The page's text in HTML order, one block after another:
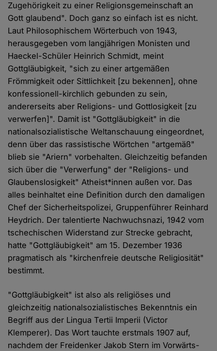
Zugehörigkeit zu einer Religionsgemeinschaft an
Gott glaubend". Doch ganz so einfach ist es nicht.
Laut Philosophischem Wörterbuch von 1943,
herausgegeben vom langjährigen Monisten und
Haeckel-Schüler Heinrich Schmidt, meint
Gottgläubigkeit, "sich zu einer artgemäßen
Frömmigkeit oder Sittlichkeit [zu bekennen], ohne
konfessionell-kirchlich gebunden zu sein,
andererseits aber Religions- und Gottlosigkeit [zu
verwerfen]". Damit ist "Gottgläubigkeit" in die
nationalsozialistische Weltanschauung eingeordnet,
denn über das rassistische Wörtchen "artgemäß"
blieb sie "Ariern" vorbehalten. Gleichzeitig befanden
sich über die "Verwerfung" der "Religions- und
Glaubenslosigkeit" Atheist*innen außen vor. Das
alles beinhaltet eine Definition durch den damaligen
Chef der Sicherheitspolizei, Gruppenführer Reinhard
Heydrich. Der talentierte Nachwuchsnazi, 1942 vom
tschechischen Widerstand zur Strecke gebracht,
hatte "Gottgläubigkeit" am 15. Dezember 1936
pragmatisch als "kirchenfreie deutsche Religiosität"
bestimmt.
"Gottgläubigkeit" ist also als religiöses und
gleichzeitig nationalsozialistisches Bekenntnis ein
Begriff aus der Lingua Tertii Imperii (Victor
Klemperer). Das Wort tauchte erstmals 1907 auf,
nachdem der Freidenker Jakob Stern im Vorwärts-